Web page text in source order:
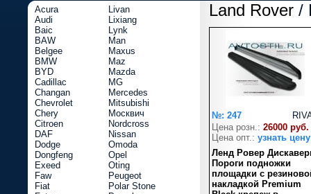
Land Rover /
№: 247
Цена розн.: 26000 руб.
Цена опт.: узнать цену
Ленд Ровер
Пороги подножки
площадки с
накладкой Premium
Acura
Audi
Baic
BAW
Belgee
BMW
BYD
Cadillac
Changan
Chevrolet
Chery
Citroen
DAF
Dodge
Dongfeng
Exeed
Faw
Fiat
Livan
Lixiang
Lynk
Man
Maxus
Maz
Mazda
MG
Mercedes
Mitsubishi
Москвич
Nordcross
Nissan
Omoda
Opel
Oting
Peugeot
Polar Stone